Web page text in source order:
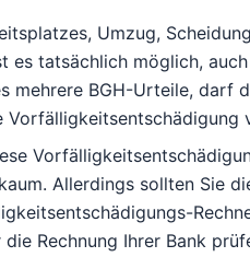
Umzug,
es tatsächlich möglich,
mehrere BGH-Urteile, darf
Vorfälligkeitsentschädigung
Allerdings sollten Sie
Rechnung Ihrer Bank